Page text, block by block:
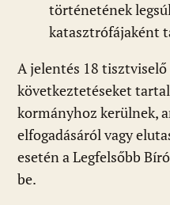
történetének
katasztrófájaként
A jelentés 18 tisztviselő
következtetéseket
kormányhoz kerülnek,
elfogadásáról vagy
esetén a Legfelsőbb
be.